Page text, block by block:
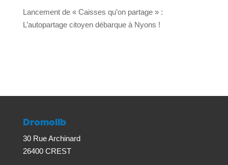
Lancement de « Caisses qu’on partage » :
L’autopartage citoyen débarque à Nyons !
Dromolib
30 Rue Archinard
26400 CREST